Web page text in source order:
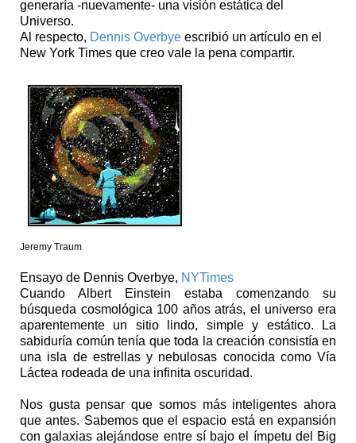
generaría -nuevamente- una visión estática del
Universo.
Al respecto, Dennis Overbye escribió un artículo en el
New York Times que creo vale la pena compartir.
Jeremy Traum
Ensayo de Dennis Overbye, NYTimes
Cuando Albert Einstein estaba comenzando su
búsqueda cosmológica 100 años atrás, el universo era
aparentemente un sitio lindo, simple y estático. La
sabiduría común tenía que toda la creación consistía en
una isla de estrellas y nebulosas conocida como Vía
Láctea rodeada de una infinita oscuridad.
Nos gusta pensar que somos más inteligentes ahora
que antes. Sabemos que el espacio está en expansión
con galaxias alejándose entre sí bajo el ímpetu del Big